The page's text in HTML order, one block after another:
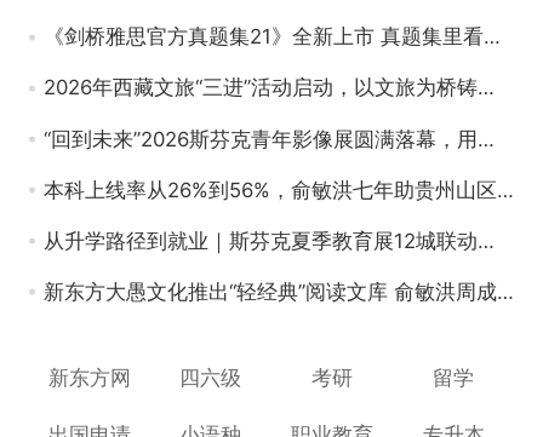
《剑桥雅思官方真题集21》全新上市 真题集里看雅思备考变迁
2026年西藏文旅“三进”活动启动，以文旅为桥铸牢中华民族共同体意识
“回到未来”2026斯芬克青年影像展圆满落幕，用光影叩问时代创作要义
本科上线率从26%到56%，俞敏洪七年助贵州山区县中“逆袭”
从升学路径到就业｜斯芬克夏季教育展12城联动，这次它真不一样！
新东方大愚文化推出“轻经典”阅读文库 俞敏洪周成刚齐助阵
新东方网 四六级 考研 留学